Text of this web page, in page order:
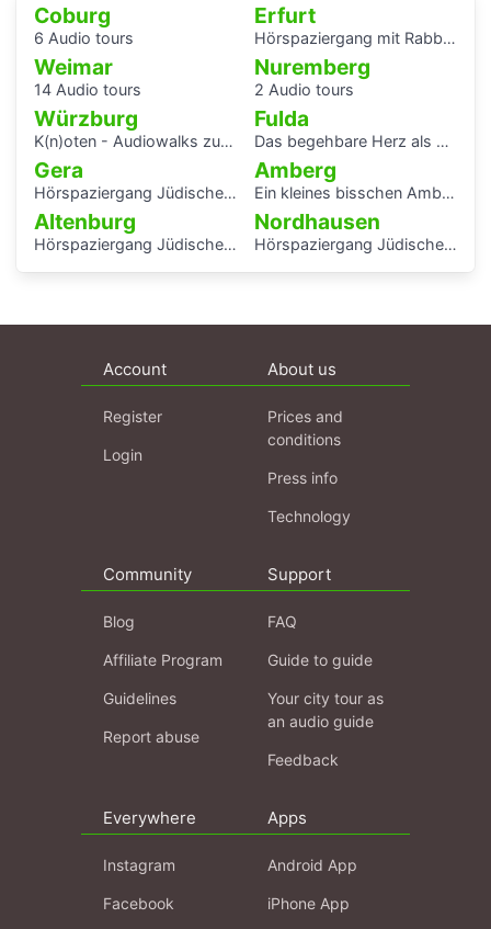
Coburg
6 Audio tours
Erfurt
Hörspaziergang mit Rabbiner Alexander Nachama in Erfurt
Weimar
14 Audio tours
Nuremberg
2 Audio tours
Würzburg
K(n)oten - Audiowalks zu den Wasserflüssen der Stadt
Fulda
Das begehbare Herz als Audioguide - KAF
Gera
Hörspaziergang Jüdisches Leben und jüdische Geschichte in Gera
Amberg
Ein kleines bisschen Amberger Stadtgeschichte
Altenburg
Hörspaziergang Jüdische Geschichte in Altenburg
Nordhausen
Hörspaziergang Jüdische Geschichte in Nordhausen
Account
Register
Login
About us
Prices and
conditions
Press info
Technology
Community
Blog
Affiliate Program
Guidelines
Report abuse
Support
FAQ
Guide to guide
Your city tour as
an audio guide
Feedback
Everywhere
Instagram
Facebook
Apps
Android App
iPhone App